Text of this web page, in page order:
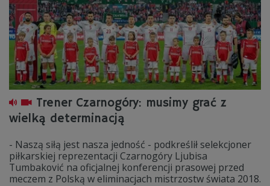
Trener Czarnogóry: musimy grać z
wielką determinacją
- Naszą siłą jest nasza jedność - podkreślił selekcjoner
piłkarskiej reprezentacji Czarnogóry Ljubisa
Tumbaković na oficjalnej konferencji prasowej przed
meczem z Polską w eliminacjach mistrzostw świata 2018.